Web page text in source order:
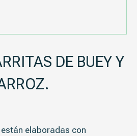
DE BUEY Y
elaboradas con